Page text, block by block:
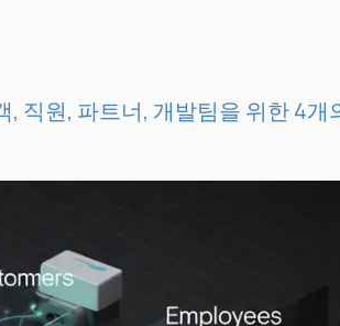
직원, 파트너, 개발팀을 위한 4개